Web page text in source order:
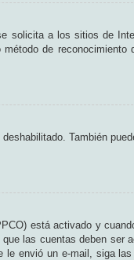
solicita a los sitios de
de reconocimiento
También
está activado y
las cuentas deben ser
le envió un e-mail, siga